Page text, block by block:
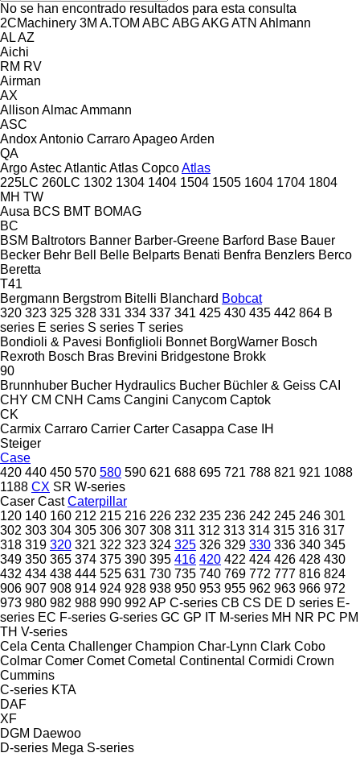
No se han encontrado resultados para esta consulta
2CMachinery 3M A.TOM ABC ABGAKGATN Ahlmann
ALAZ
Aichi
RM RV
Airman
AX
Allison AlmacAmmann
ASC
AndoxAntonio CarraroApageoArden
QA
ArgoAstecAtlanticAtlas CopcoAtlas
225LC 260LC 1302 1304 1404 1504 1505 1604 1704 1804
MH TW
Ausa BCS BMT BOMAG
BC
BSM Baltrotors Banner Barber-Greene Barford Base Bauer
Becker Behr Bell Belle Belparts Benati Benfra Benzlers Berco
Beretta
T41
Bergmann Bergstrom Bitelli Blanchard Bobcat
320 323 325 328 331 334 337 341 425 430 435 442 864 B
series E series S series T series
Bondioli & Pavesi Bonfiglioli Bonnet BorgWarner Bosch
Rexroth Bosch Bras Brevini Bridgestone Brokk
90
Brunnhuber Bucher Hydraulics Bucher Büchler & Geiss CAI
CHY CM CNH Cams Cangini Canycom Captok
CK
Carmix Carraro Carrier Carter Casappa Case IH
Steiger
Case
420 440 450 570 580 590 621 688 695 721 788 821 921 1088
1188 CX SR W-series
Caser Cast Caterpillar
120 140 160 212 215 216 226 232 235 236 242 245 246 301
302 303 304 305 306 307 308 311 312 313 314 315 316 317
318 319 320 321 322 323 324 325 326 329 330 336 340 345
349 350 365 374 375 390 395 416 420 422 424 426 428 430
432 434 438 444 525 631 730 735 740 769 772 777 816 824
906 907 908 914 924 928 938 950 953 955 962 963 966 972
973 980 982 988 990 992 AP C-series CB CS DE D series E-
series EC F-series G-series GC GP IT M-series MH NR PC PM
TH V-series
Cela Centa Challenger Champion Char-Lynn Clark Cobo
Colmar Comer Comet Cometal Continental Cormidi Crown
Cummins
C-series KTA
DAF
XF
DGM Daewoo
D-series Mega S-series